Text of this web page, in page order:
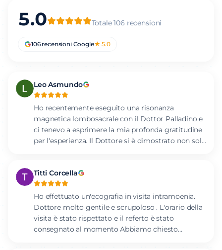
5.0 Totale106 recensioni
106recensioni Google★5.0
Leo Asmundo
Ho recentemente eseguito una risonanza
magnetica lombosacrale con il Dottor Palladino e
ci tenevo a esprimere la mia profonda gratitudine
per l'esperienza. Il Dottore si è dimostrato non solo
sottoposto il dottore a tante domande e lui ha
risposto sempre con calma, chiarezza e sorriso.
Grazie dottore
Titti Corcella
Ho effettuato un'ecografia in visita intramoenia.
Dottore molto gentile e scrupoloso . L'orario della
visita è stato rispettato e il referto è stato
consegnato al momento Abbiamo chiesto